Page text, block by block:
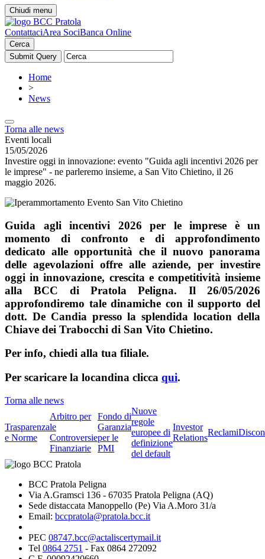
Chiudi menu
ContattaciArea SociBanca Online
Cerca
Home
>
News
Torna alle news
Eventi locali
15/05/2026
Investire oggi in innovazione: evento "Guida agli incentivi 2026 per
le imprese" - ne parleremo insieme, a San Vito Chietino, il 26
maggio 2026.
Guida agli incentivi 2026 per le imprese è un
momento di confronto e di approfondimento
dedicato alle opportunità che il nuovo panorama
delle agevolazioni offre alle aziende, per investire
oggi in innovazione, crescita e competitività insieme
alla BCC di Pratola Peligna. Il 26/05/2026
approfondiremo tale dinamiche con il supporto del
dott. De Candia presso la splendida location della
Chiave dei Trabocchi di San Vito Chietino.
Per info, chiedi alla tua filiale.
Per scaricare la locandina clicca qui.
Torna alle news
Trasparenza
e Norme
Arbitro per
le
Controversie
Finanziarie
Fondo di
Garanzia
per le
PMI
Nuove
regole
europee di
definizione
del default
Investor
Relations
Reclami
BCC Pratola Peligna
Via A.Gramsci 136 - 67035 Pratola Peligna (AQ)
Sede distaccata Manoppello (Pe) Via A.Moro 31/a
Email: bccpratola@pratola.bcc.it
PEC 08747.bcc@actaliscertymail.it
Tel 0864 2751 - Fax 0864 272092